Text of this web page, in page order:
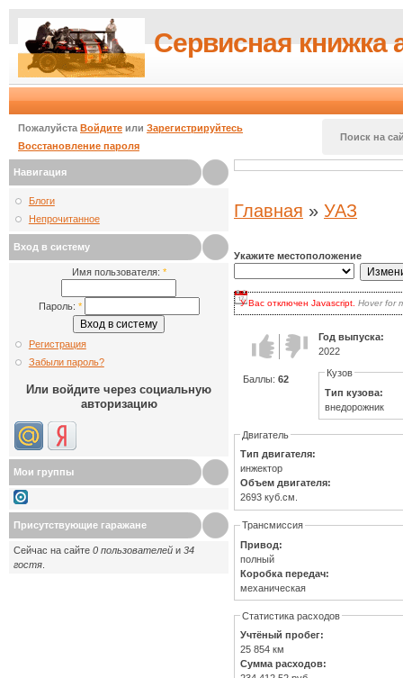
Сервисная книжка
Пожалуйста Войдите или Зарегистрируйтесь
Восстановление пароля
Поиск на
Навигация
Блоги
Непрочитанное
Вход в систему
Имя пользователя: *
Пароль: *
Регистрация
Забыли пароль?
Или войдите через социальную
авторизацию
Мои группы
Присутствующие гаражане
Сейчас на сайте 0 пользователей и 34
гостя
Главная » УАЗ
Укажите местоположение
У Вас отключен Javascript. Hover for
для волнения: вы по-прежнему
включить Javascriptв браузере и
наиболее продвинутых.
Кликать на кнопкеUpdate
Голос за!Голос
против!
Баллы: 62
Год выпуска:
2022
Кузов
Тип кузова:
внедорожник
Двигатель
Тип двигателя:
инжектор
Объем двигателя:
2693 куб.см.
Трансмиссия
Привод:
полный
Коробка передач:
механическая
Статистика расходов
Учтёный пробег:
25 854 км
Сумма расходов: